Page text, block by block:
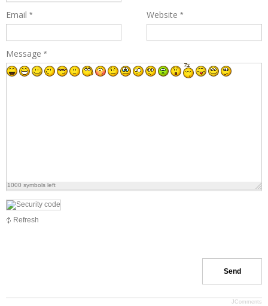
Email * Website *
Message *
1000 symbols left
Refresh
Send
JComments